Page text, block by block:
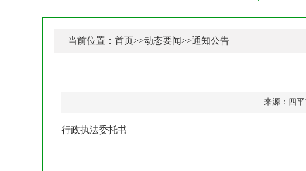
当前位置：首页>>动态要闻>>通知公告
来源：四
行政执法委托书